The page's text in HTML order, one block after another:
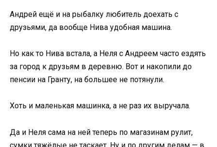
Андрей ещё и на рыбалку любитель доехать с
друзьями, да вообще Нива удобная машина.
Но как то Нива встала, а Неля с Андреем часто ездять
за город к друзьям в деревню. Вот и накопили до
пенсии на Гранту, на большее не потянули.
Хоть и маленькая машинка, а не раз их выручала.
Да и Неля сама на ней теперь по магазинам рулит,
сумки тяжёлые не таскает. Ну и по другим делам — в